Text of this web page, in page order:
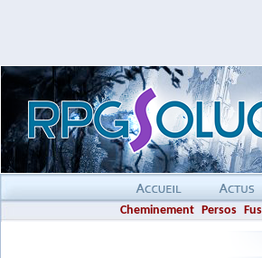
Cheminement Persos